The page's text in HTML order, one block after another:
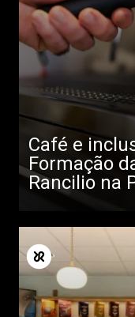
Café e
Formação
Rancilio na